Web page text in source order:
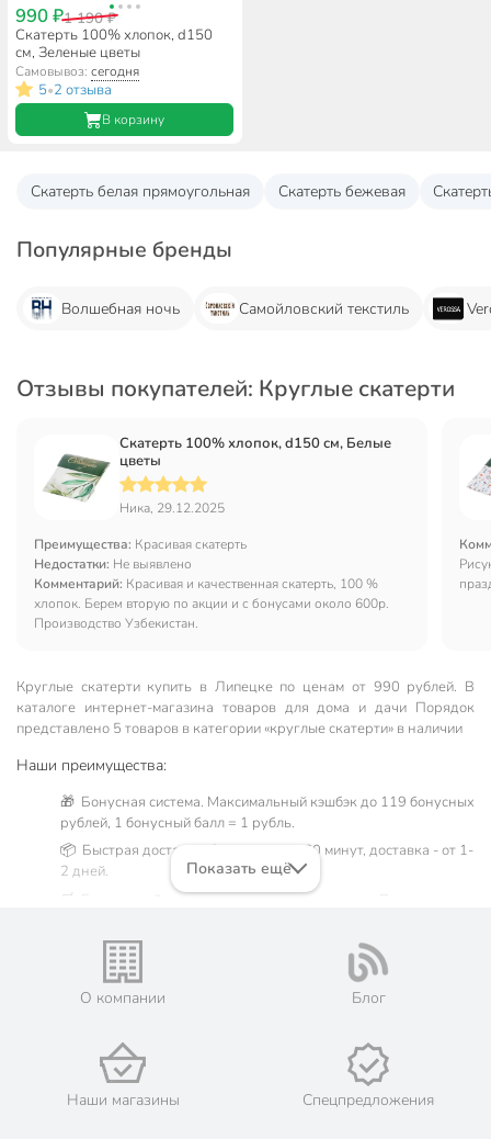
990 ₽1 190 ₽
Скатерть 100% хлопок, d150
см, Зеленые цветы
Самовывоз:сегодня
5•2 отзыва
В корзину
Скатерть белая прямоугольная Скатерть бежевая
Популярные бренды
Волшебная ночь Самойловский текстиль
Отзывы покупателей: Круглые скатерти
Скатерть 100% хлопок, d150 см, Белые
цветы
Ника, 29.12.2025
Преимущества: Красивая скатерть
Недостатки: Не выявлено
Комментарий: Красивая и качественная скатерть, 100 %
хлопок. Берем вторую по акции и с бонусами около 600р.
Производство Узбекистан.
Круглые скатерти купить в Липецке по ценам от 990 рублей. В
каталоге интернет-магазина товаров для дома и дачи Порядок
представлено 5 товаров в категории «круглые скатерти» в наличии
Наши преимущества:
🎁 Бонусная система. Максимальный кэшбэк до 119 бонусных
рублей, 1 бонусный балл = 1 рубль.
📦 Быстрая доставка. Самовывоз от 60 минут, доставка - от 1-
2 дней.
🛒 Бесплатный самовывоз из магазинов города Липецк.
онлайн на официальном сайте сети магазинов Порядок. Мы
предлагаем бесплатную курьерскую доставку для товара
«круглые скатерти» при заказе от 3000 рублей в такие
города, как: Волово, Грязи, Данков, Добринка, Доброе,
Лев Толстой, Становое, Тербуны, Усмань, Хлевное, Чаплыгин.
💳 Оплата: онлайн на сайте интернет-гипермаркета или
наличными при получении.
Показать ещё
О компании Блог
Наши магазины Спецпредложения